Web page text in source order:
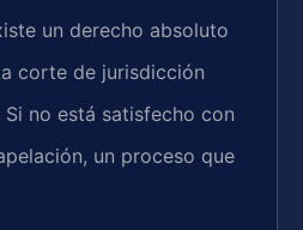
un derecho absoluto
corte de jurisdicción
no está satisfecho con
un proceso que